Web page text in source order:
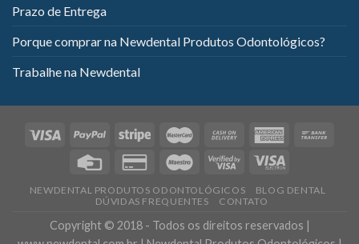
Prazo de Entrega
Porque comprar na Newdental Produtos Odontológicos?
Trabalhe na Newdental
NEWDENTAL PRODUTOS ODONTOLÓGICOS
BLOG DENTAL
DÚVIDAS FREQUENTES
CONTATO
Copyright © 2018 - Todos os direitos reservados |